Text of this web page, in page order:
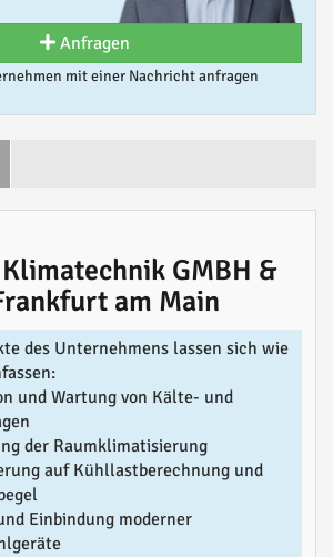
Anfragen
mit einer Nachricht anfragen
GMBH &
am Main
des Unternehmens lassen sich wie
und Wartung von Kälte- und
der Raumklimatisierung
auf Kühllastberechnung und
Einbindung moderner